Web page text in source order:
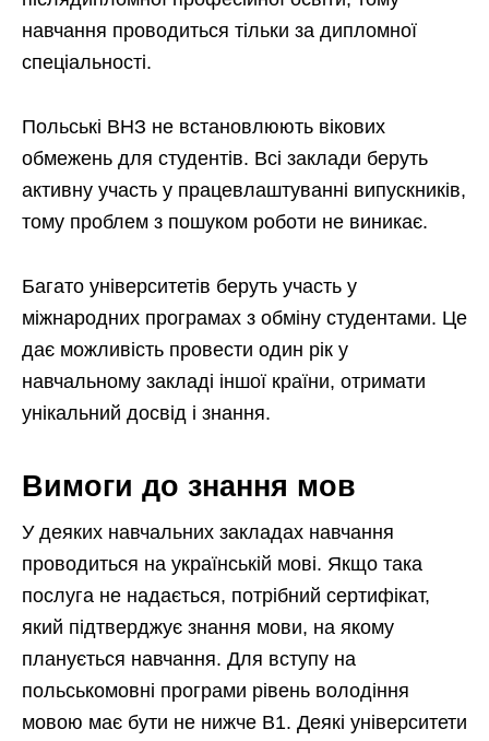
навчання проводиться тільки за дипломної
спеціальності.
Польські ВНЗ не встановлюють вікових
обмежень для студентів. Всі заклади беруть
активну участь у працевлаштуванні випускників,
тому проблем з пошуком роботи не виникає.
Багато університетів беруть участь у
міжнародних програмах з обміну студентами. Це
дає можливість провести один рік у
навчальному закладі іншої країни, отримати
унікальний досвід і знання.
Вимоги до знання мов
У деяких навчальних закладах навчання
проводиться на українській мові. Якщо така
послуга не надається, потрібний сертифікат,
який підтверджує знання мови, на якому
планується навчання. Для вступу на
польськомовні програми рівень володіння
мовою має бути не нижче В1. Деякі університети